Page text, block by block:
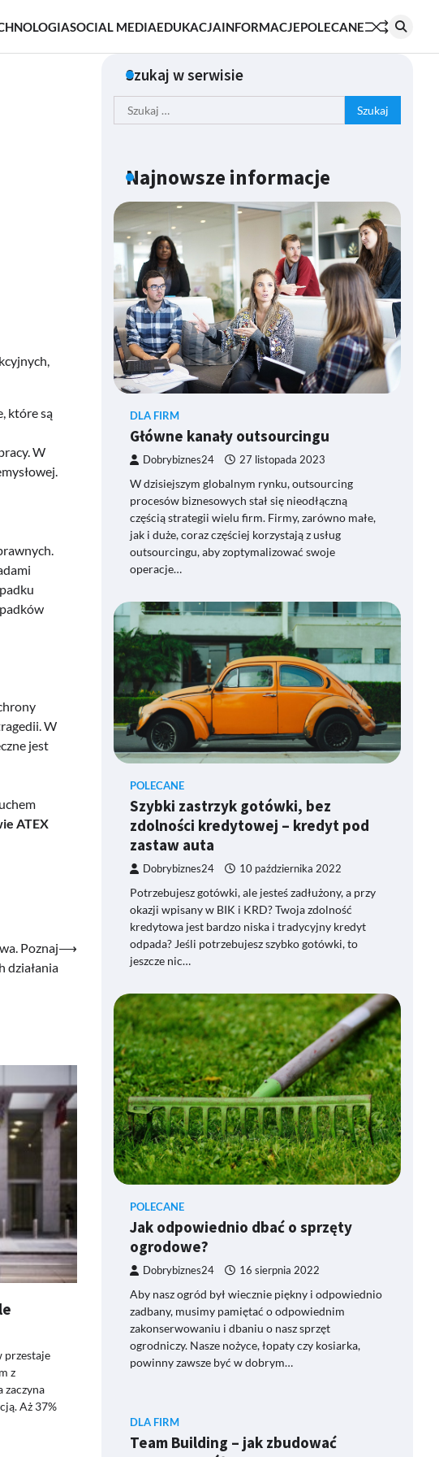
SOCIAL MEDIAEDUKACJAINFORMACJEPOLECANE
które są
W
W
jest
ATEX
Poznaj
działania
⟶
przestaje
z
zaczyna
Aż 37%
Szukaj w serwisie
Szukaj:
Najnowsze informacje
DLA FIRM
Główne kanały outsourcingu
Dobrybiznes24 27 listopada 2023
W dzisiejszym globalnym rynku, outsourcing
procesów biznesowych stał się nieodłączną
częścią strategii wielu firm. Firmy, zarówno małe,
jak i duże, coraz częściej korzystają z usług
outsourcingu, aby zoptymalizować swoje
operacje…
POLECANE
Szybki zastrzyk gotówki, bez
zdolności kredytowej – kredyt pod
zastaw auta
Dobrybiznes24 10 października 2022
Potrzebujesz gotówki, ale jesteś zadłużony, a przy
okazji wpisany w BIK i KRD? Twoja zdolność
kredytowa jest bardzo niska i tradycyjny kredyt
odpada? Jeśli potrzebujesz szybko gotówki, to
jeszcze nic…
POLECANE
Jak odpowiednio dbać o sprzęty
ogrodowe?
Dobrybiznes24 16 sierpnia 2022
Aby nasz ogród był wiecznie piękny i odpowiednio
zadbany, musimy pamiętać o odpowiednim
zakonserwowaniu i dbaniu o nasz sprzęt
ogrodniczy. Nasze nożyce, łopaty czy kosiarka,
powinny zawsze być w dobrym…
DLA FIRM
Team Building – jak zbudować